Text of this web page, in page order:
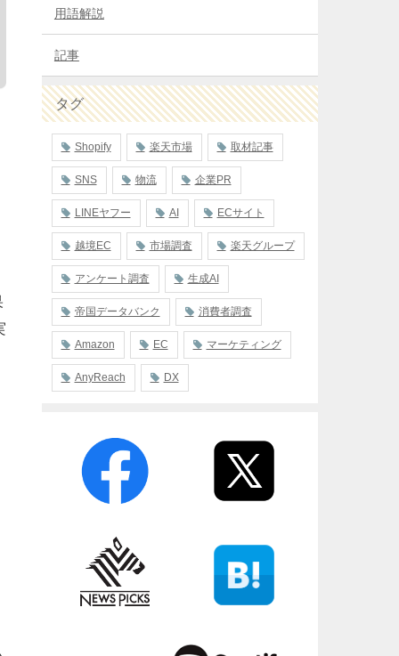
用語解説
記事
タグ
Shopify 楽天市場 取材記事
SNS 物流 企業PR
LINEヤフー AI ECサイト
越境EC 市場調査 楽天グループ
アンケート調査 生成AI
帝国データバンク 消費者調査
Amazon EC マーケティング
AnyReach DX